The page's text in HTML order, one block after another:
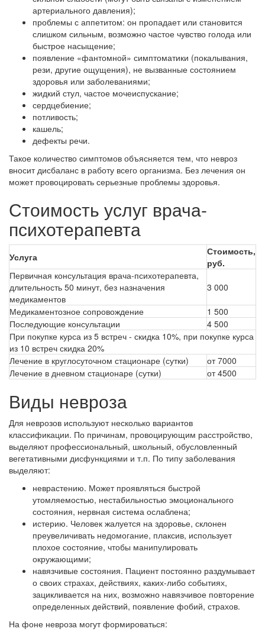
артериального давления);
проблемы с аппетитом: он пропадает или становится
слишком сильным, возможно частое чувство голода или
быстрое насыщение;
появление «фантомной» симптоматики (покалывания,
рези, другие ощущения), не вызванные состоянием
здоровья или заболеваниями;
жидкий стул, частое мочеиспускание;
сердцебиение;
потливость;
кашель;
дефекты речи.
Такое количество симптомов объясняется тем, что невроз
вносит дисбаланс в работу всего организма. Без лечения он
может провоцировать серьезные проблемы здоровья.
Стоимость услуг врача-
психотерапевта
Услуга
Стоимость,
руб.
Первичная консультация врача-психотерапевта,
длительность 50 минут, без назначения
медикаментов
3 000
Медикаментозное сопровождение
1 500
Последующие консультации
4 500
При покупке курса из 5 встреч - скидка 10%, при покупке курса
из 10 встреч скидка 20%
Лечение в круглосуточном стационаре (сутки)
от 7000
Лечение в дневном стационаре (сутки)
от 4500
Виды невроза
Для неврозов используют несколько вариантов
классификации. По причинам, провоцирующим расстройство,
выделяют профессиональный, школьный, обусловленный
вегетативными дисфункциями и т.п. По типу заболевания
выделяют:
неврастению. Может проявляться быстрой
утомляемостью, нестабильностью эмоционального
состояния, нервная система ослаблена;
истерию. Человек жалуется на здоровье, склонен
преувеличивать недомогание, плаксив, использует
плохое состояние, чтобы манипулировать
окружающими;
навязчивые состояния. Пациент постоянно раздумывает
о своих страхах, действиях, каких-либо событиях,
зацикливается на них, возможно навязчивое повторение
определенных действий, появление фобий, страхов.
На фоне невроза могут формироваться: